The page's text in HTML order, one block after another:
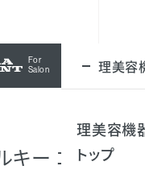
For
Salon
理美容
理美容機
トップ
ログイン
キー コスメ1